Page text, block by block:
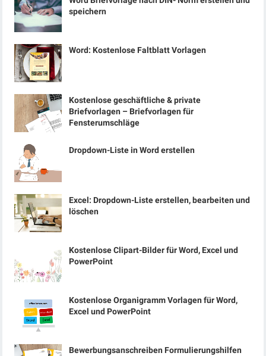
speichern
Word: Kostenlose Faltblatt Vorlagen
Kostenlose geschäftliche & private
Briefvorlagen – Briefvorlagen für
Fensterumschläge
Dropdown-Liste in Word erstellen
Excel: Dropdown-Liste erstellen, bearbeiten und
löschen
Kostenlose Clipart-Bilder für Word, Excel und
PowerPoint
Kostenlose Organigramm Vorlagen für Word,
Excel und PowerPoint
Bewerbungsanschreiben Formulierungshilfen